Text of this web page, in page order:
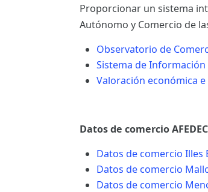
Proporcionar un sistema
Autónomo y Comercio de
Observatorio de
Sistema de Información
Valoración económica
Datos de comercio
Datos de comercio Illes
Datos de comercio
Datos de comercio